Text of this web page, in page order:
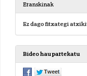
Eranskinak
Ez dago fitxategi
Bideo hau partekatu